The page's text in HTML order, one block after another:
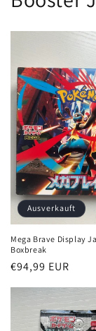
Ausverkauft
Mega Brave Display
Boxbreak
Normaler
€94,99 EUR